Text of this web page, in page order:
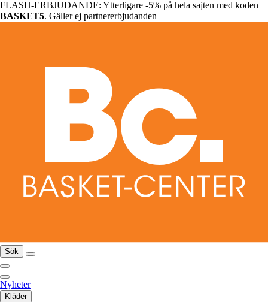
FLASH-ERBJUDANDE: Ytterligare -5% på hela sajten med koden
BASKET5. Gäller ej partnererbjudanden
Sök
Nyheter
Kläder